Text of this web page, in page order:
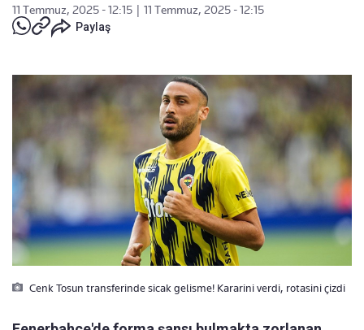
11 Temmuz, 2025 - 12:15
11 Temmuz, 2025 - 12:15
Paylaş
Cenk Tosun transferinde sicak gelisme! Kararini verdi, rotasini çizdi